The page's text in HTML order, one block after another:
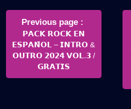
Navegación
entradas
Previous page
𝗣𝗔𝗖𝗞 𝗥𝗢𝗖𝗞 𝗘𝗡
𝗘𝗦𝗣𝗔𝗡̃𝗢𝗟 – 𝗜𝗡𝗧𝗥𝗢 &
𝗢𝗨𝗧𝗥𝗢 𝟮𝟬𝟮𝟰 𝗩𝗢𝗟.𝟯 /
𝗚𝗥𝗔𝗧𝗜𝗦